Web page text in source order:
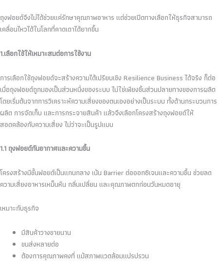
ถุงฟอยด์จึงไม่ได้ช่วยแค่รักษาคุณภาพอาหาร แต่ช่วยเปิดทางเลือกให้ธุรกิจสามารถ
เคลื่อนไหวได้ในโลกที่คาดเดาได้ยากขึ้น
1.เลือกใช้ให้เหมาะสมต่อการใช้งาน
การเลือกใช้ถุงฟอยด์จะสร้างความได้เปรียบเชิง Resilience Business ได้จริง ก็ต่อ
เมื่อถุงฟอยด์ถูกมองเป็นส่วนหนึ่งของระบบ ไม่ใช่เพียงชิ้นส่วนปลายทางของการผลิต
โดยเริ่มต้นจากการวิเคราะห์ความเสี่ยงของตนเองอย่างเป็นระบบ ทั้งด้านกระบวนการ
ผลิต การจัดเก็บ และการกระจายสินค้า แล้วจึงเลือกโครงสร้างถุงฟอยด์ให้
สอดคล้องกับความเสี่ยง ไม่ว่าจะเป็นรูปแบบ
1.1 ถุงฟอยด์กันอากาศและความชื้น
โครงสร้างมีชั้นฟอยด์เป็นแกนกลาง เน้น Barrier ต่อออกซิเจนและความชื้น ช่วยลด
ความเสี่ยงอาหารเหม็นหืน กลิ่นเปลี่ยน และคุณภาพตกก่อนวันหมดอายุ
เหมาะกับธุรกิจ
มีสินค้าวางขายนาน
ขนส่งหลายต่อ
ต้องการคุณภาพคงที่ แม้สภาพแวดล้อมแปรปรวน